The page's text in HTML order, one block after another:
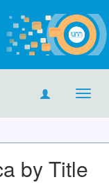
by Title